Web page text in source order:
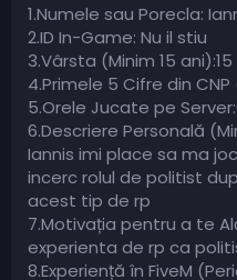
1.Numele sau Porecla:
2.ID In-Game: Nu il stiu
3.Vârsta (Minim 15 ani):15
4.Primele 5 Cifre din CNP
5.Orele Jucate pe
6.Descriere Personală
Iannis imi place sa ma
incerc rolul de politist
acest tip de rp
7.Motivația pentru a te
experienta de rp ca
8.Experiență în FiveM